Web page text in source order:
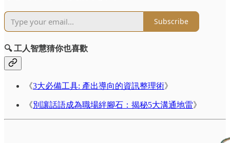
Subscribe
🔍 工人智慧猜你也喜歡
《3大必備工具: 產出導向的資訊整理術》
《別讓話語成為職場絆腳石：揭秘5大溝通地雷》